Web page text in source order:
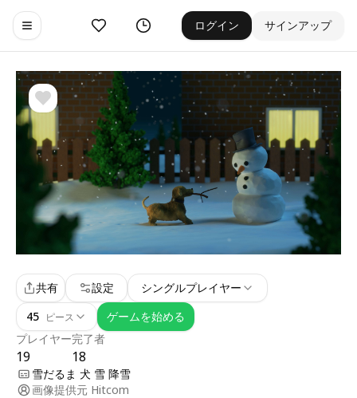
Toggle navigation menu
お気に入りゲーム履歴 ログイン サインアップ
プレイヤー
19
完了者
18
共有 設定
シングルプレイヤー
45 ピース ゲームを始める
雪だるま 犬 雪 降雪
画像提供元 Hitcom